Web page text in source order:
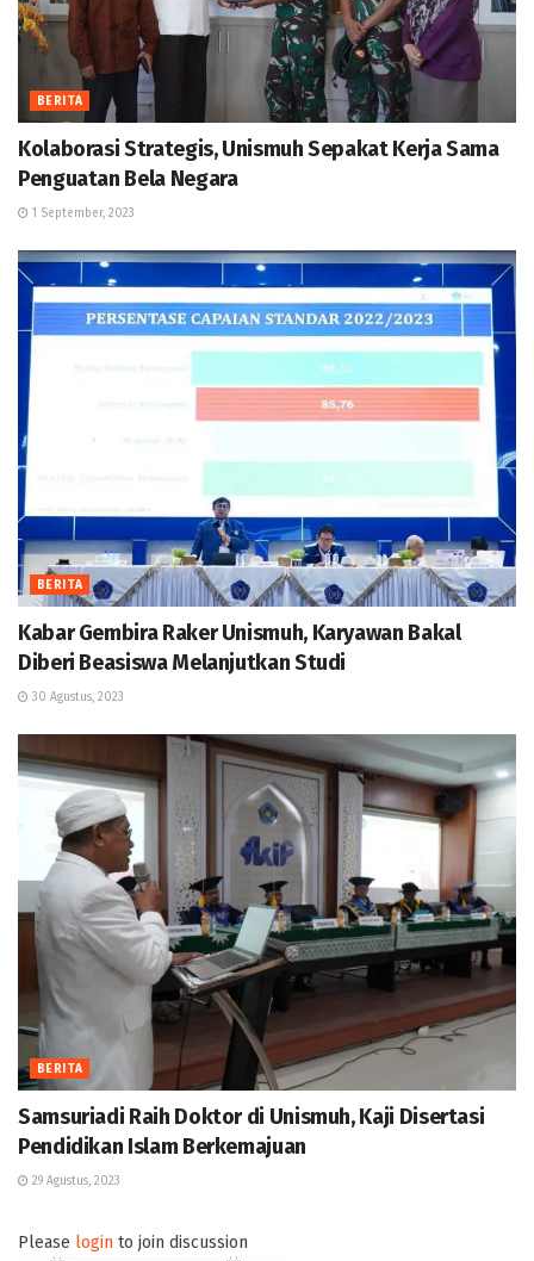
BERITA
Kolaborasi Strategis, Unismuh Sepakat Kerja Sama
Penguatan Bela Negara
1 September, 2023
BERITA
Kabar Gembira Raker Unismuh, Karyawan Bakal
Diberi Beasiswa Melanjutkan Studi
30 Agustus, 2023
BERITA
Samsuriadi Raih Doktor di Unismuh, Kaji Disertasi
Pendidikan Islam Berkemajuan
29 Agustus, 2023
Please login to join discussion